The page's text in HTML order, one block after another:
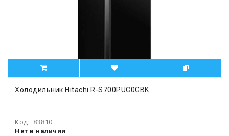
Холодильник Hitachi R-S700PUC0GBK
Код: 83810
Нет в наличии